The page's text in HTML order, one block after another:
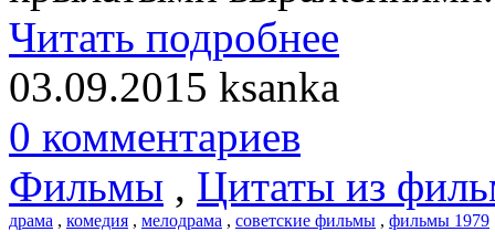
Читать подробнее
03.09.2015 ksanka
0 комментариев
Фильмы , Цитаты из
драма , комедия , мелодрама , советские фильмы , фильмы 1979